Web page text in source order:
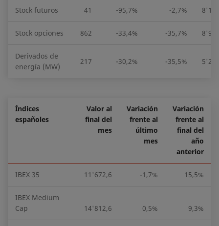
Stock futuros 41 -95,7% -2,7%
Stock opciones 862 -33,4% -35,7%
Derivados de
energía (MW)
217 -30,2% -35,5%
Índices
españoles
Valor al
final del
mes
Variación
frente al
último
mes
Variación
frente al
final del
año
anterior
IBEX 35 11'672,6 -1,7% 15,5%
IBEX Medium
Cap
14'812,6 0,5% 9,3%